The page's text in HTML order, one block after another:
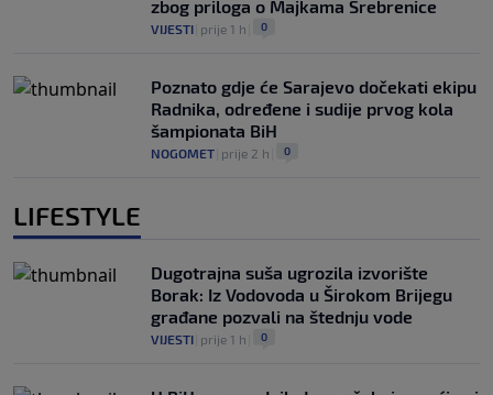
zbog priloga o Majkama Srebrenice
VIJESTI prije 1 h 0
Poznato gdje će Sarajevo dočekati ekipu
Radnika, određene i sudije prvog kola
šampionata BiH
NOGOMET prije 2 h 0
LIFESTYLE
Dugotrajna suša ugrozila izvorište
Borak: Iz Vodovoda u Širokom Brijegu
građane pozvali na štednju vode
VIJESTI prije 1 h 0